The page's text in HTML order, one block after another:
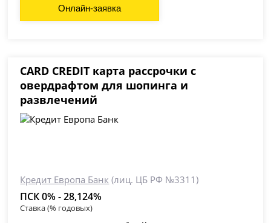
Онлайн-заявка
CARD CREDIT карта рассрочки с
овердрафтом для шопинга и
развлечений
Кредит Европа Банк (лиц. ЦБ РФ №3311)
ПСК 0% - 28,124%
Ставка (% годовых)